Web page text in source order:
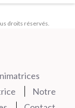
droits réservés.
Notre